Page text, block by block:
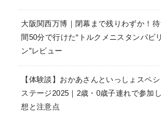
大阪関西万博｜閉幕まで残りわずか！
間50分で行けた“トルクメニスタンパビ
ン”レビュー
【体験談】おかあさんといっしょスペ
ステージ2025｜2歳・0歳子連れで参加
想と注意点